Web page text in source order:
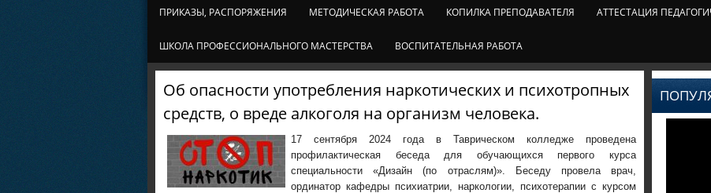
ПРИКАЗЫ, РАСПОРЯЖЕНИЯ МЕТОДИЧЕСКАЯ РАБОТА КОПИЛКА ПРЕПОДАВАТЕЛЯ АТТЕСТАЦИЯ
ШКОЛА ПРОФЕССИОНАЛЬНОГО МАСТЕРСТВА ВОСПИТАТЕЛЬНАЯ РАБОТА
Об опасности употребления наркотических и психотропных
средств, о вреде алкоголя на организм человека.
17 сентября 2024 года в Таврическом колледже проведена
профилактическая беседа для обучающихся первого курса
специальности «Дизайн (по отраслям)». Беседу провела врач,
ординатор кафедры психиатрии, наркологии, психотерапии с курсом